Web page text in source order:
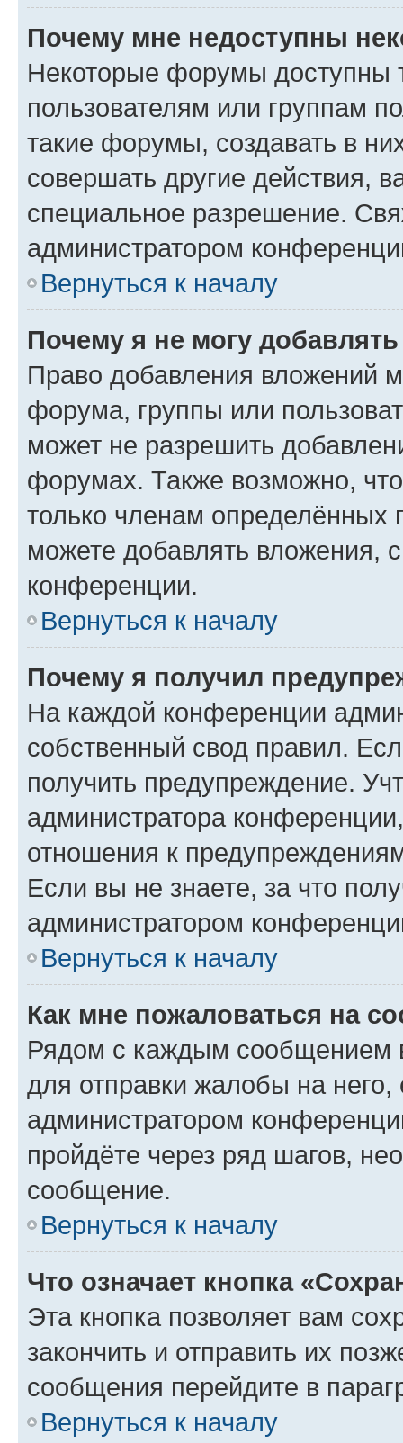
Почему мне недоступны
Некоторые форумы доступны
пользователям или группам
такие форумы, создавать в
совершать другие действия,
специальное разрешение.
администратором
Вернуться к началу
Почему я не могу
Право добавления вложений
форума, группы или
может не разрешить
форумах. Также возможно,
только членам определённых
можете добавлять вложения,
конференции.
Вернуться к началу
Почему я получил
На каждой конференции
собственный свод правил.
получить предупреждение.
администратора
отношения к
Если вы не знаете, за что
администратором
Вернуться к началу
Как мне пожаловаться на
Рядом с каждым сообщением
для отправки жалобы на
администратором
пройдёте через ряд шагов,
сообщение.
Вернуться к началу
Что означает кнопка
Эта кнопка позволяет вам
закончить и отправить их
сообщения перейдите в
Вернуться к началу